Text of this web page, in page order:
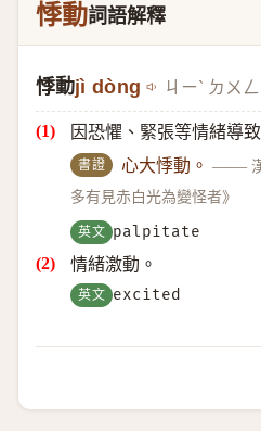
悸動詞語解釋
悸動jì dòng ㄐㄧˋ ㄉㄨㄥ
因恐懼、緊張等情緒導
書證 心大悸動。 ——
多有見赤白光為變怪者》
英文 palpitate
情緒激動。
英文 excited